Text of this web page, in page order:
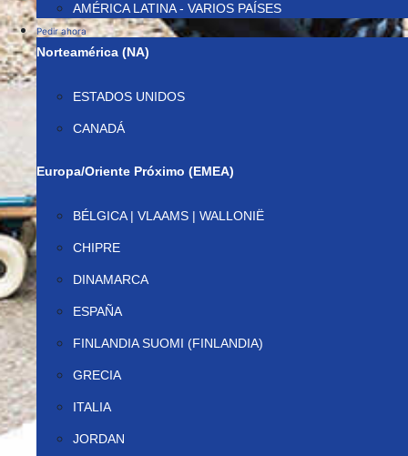
AMÉRICA LATINA - VARIOS PAÍSES
Pedir ahora
Norteamérica (NA)
ESTADOS UNIDOS
CANADÁ
Europa/Oriente Próximo (EMEA)
BÉLGICA | VLAAMS | WALLONIË
CHIPRE
DINAMARCA
ESPAÑA
FINLANDIA SUOMI (FINLANDIA)
GRECIA
ITALIA
JORDAN